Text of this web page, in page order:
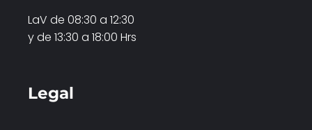
LaV de 08:30 a 12:30
y de 13:30 a 18:00 Hrs
Legal